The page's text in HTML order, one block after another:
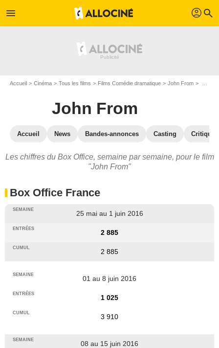
menu profil search
Accueil Cinéma Tous les films Films Comédie dramatique John From
John From
Accueil News Bandes-annonces Casting
Les chiffres du Box Office, semaine par semaine, pour le film
"John From"
Box Office France
25 mai au 1 juin 2016
2 885
2 885
01 au 8 juin 2016
1 025
3 910
08 au 15 juin 2016